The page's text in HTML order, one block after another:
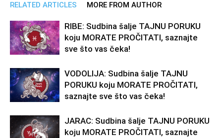
RELATED ARTICLES MORE FROM AUTHOR
RIBE: Sudbina šalje TAJNU PORUKU
koju MORATE PROČITATI, saznajte
sve što vas čeka!
VODOLIJA: Sudbina šalje TAJNU
PORUKU koju MORATE PROČITATI,
saznajte sve što vas čeka!
JARAC: Sudbina šalje TAJNU PORUKU
koju MORATE PROČITATI, saznajte